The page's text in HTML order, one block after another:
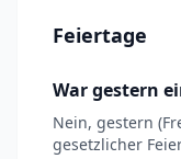
Feiertage
War gestern
Nein, gestern
gesetzlicher